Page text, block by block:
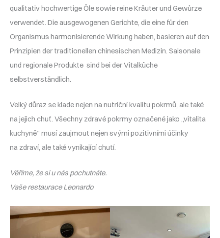
qualitativ hochwertige Öle sowie reine Kräuter und Gewürze
verwendet. Die ausgewogenen Gerichte, die eine für den
Organismus harmonisierende Wirkung haben, basieren auf den
Prinzipien der traditionellen chinesischen Medizin. Saisonale
und regionale Produkte sind bei der Vitalküche
selbstverständlich.
Velký důraz se klade nejen na nutriční kvalitu pokrmů, ale také
na jejich chuť. Všechny zdravé pokrmy označené jako „vitalita
kuchyně“ musí zaujmout nejen svými pozitivními účinky
na zdraví, ale také vynikající chutí.
Věříme, že si u nás pochutnáte.
Vaše restaurace Leonardo